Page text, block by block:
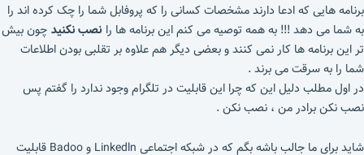
برنامه هایی که ادعا دارند مشخصات کسانی را که پروفابل شما را چک کرده اند را
به شما می دهد !!! به همه توصیه می کنم این برنامه ها را نصب نکنید چون بیش
تر این برنامه ها کار نمی کنند و بعضی دیگر هم علاوه بر تقلبی بودن اطلاعات
شما را به سرقت می برند .
در اول مطلب دلیل این که چرا این قابلیت در تلگرام وجود ندارد را گفتم پس
نصب نکن برادر من ، نصب نکن .
شاید برای ما جالب باشه بگم که در شبکه اجتماعی Linkedln و Badoo قابلیت